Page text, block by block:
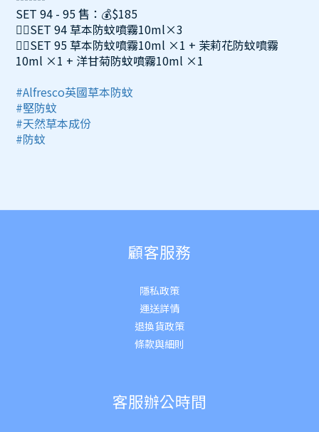
SET 94 - 95 售：💰$185
👉🏻SET 94 草本防蚊噴霧10ml×3
👉🏻SET 95 草本防蚊噴霧10ml ×1 + 茉莉花防蚊噴霧
10ml ×1 + 洋甘菊防蚊噴霧10ml ×1
#Alfresco英國草本防蚊
#堅防蚊
#天然草本成份
#防蚊
顧客服務
隱私政策
運送詳情
退換貨政策
條款與細則
客服辦公時間